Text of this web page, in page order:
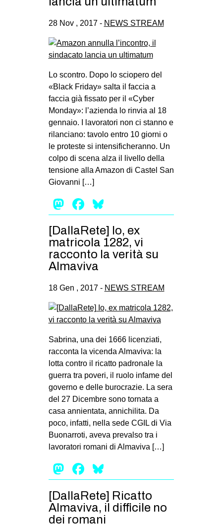
28 Nov , 2017 - NEWS STREAM
Lo scontro. Dopo lo sciopero del
«Black Friday» salta il faccia a
faccia già fissato per il «Cyber
Monday»: l’azienda lo rinvia al 18
gennaio. I lavoratori non ci stanno e
rilanciano: tavolo entro 10 giorni o
le proteste si intensificheranno. Un
colpo di scena alza il livello della
tensione alla Amazon di Castel San
Giovanni […]
Mastodon
Facebook
[DallaRete] Io, ex
matricola 1282, vi
racconto la verità su
Almaviva
18 Gen , 2017 - NEWS STREAM
Sabrina, una dei 1666 licenziati,
racconta la vicenda Almaviva: la
lotta contro il ricatto padronale la
guerra tra poveri, il ruolo infame del
governo e delle burocrazie. La sera
del 27 Dicembre sono tornata a
casa annientata, annichilita. Da
poco, infatti, nella sede CGIL di Via
Buonarroti, aveva prevalso tra i
lavoratori romani di Almaviva […]
Mastodon
Facebook
[DallaRete] Ricatto
Almaviva, il difficile no
dei romani